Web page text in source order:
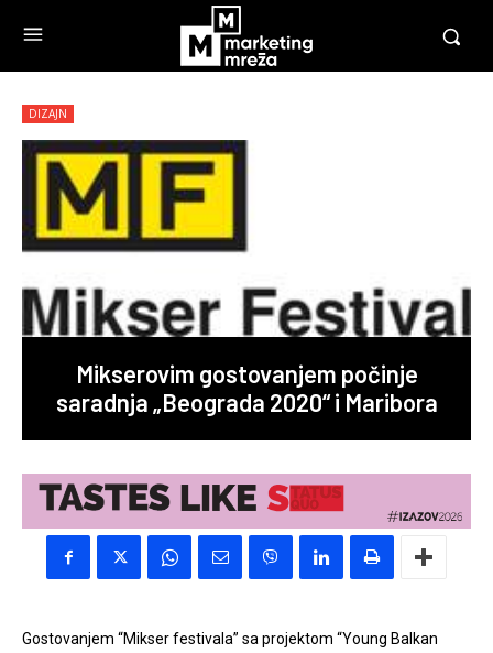
DIZAJN
Mikserovim gostovanjem počinje
saradnja „Beograda 2020“ i Maribora
Gostovanjem “Mikser festivala” sa projektom “Young Balkan